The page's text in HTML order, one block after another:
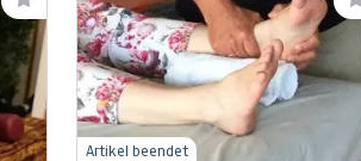
Artikel beendet